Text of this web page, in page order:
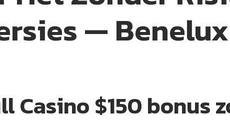
—
Casino $150 bonus